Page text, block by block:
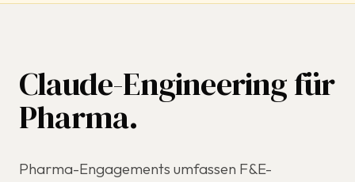
Claude-Engineering für
Pharma.
Pharma-Engagements umfassen F&E-